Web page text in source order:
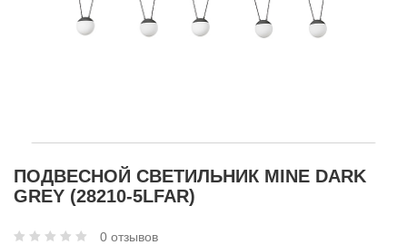
ПОДВЕСНОЙ СВЕТИЛЬНИК MINE DARK
GREY (28210-5LFAR)
0 отзывов